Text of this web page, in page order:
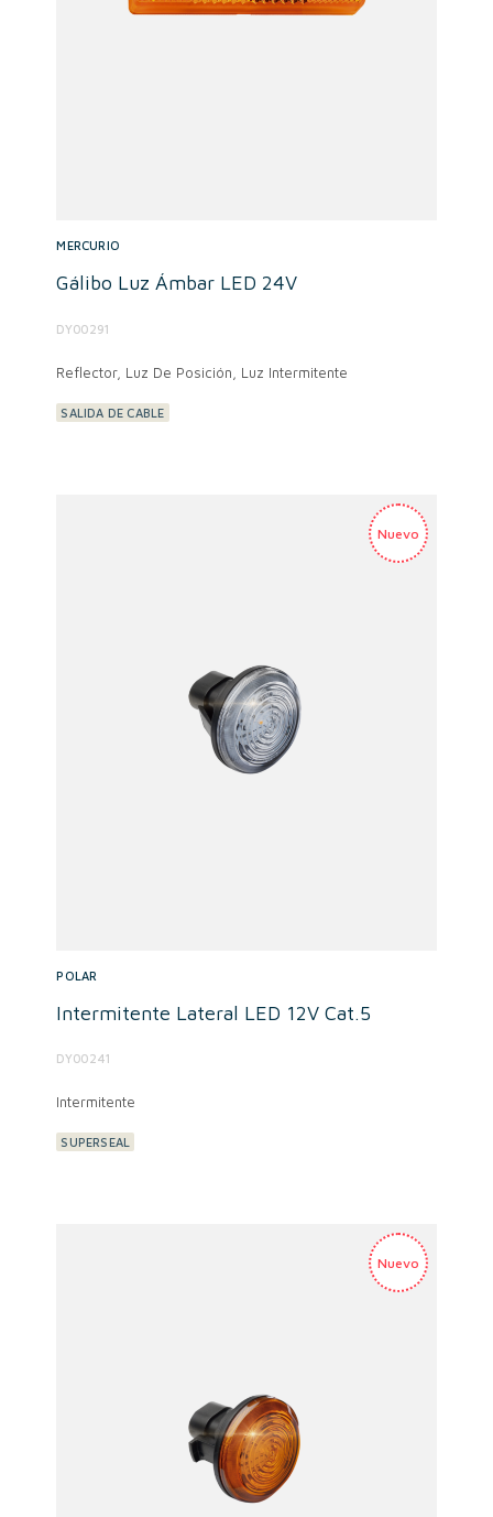
MERCURIO
Gálibo Luz Ámbar LED 24V
DY00291
Reflector, Luz De Posición, Luz Intermitente
SALIDA DE CABLE
POLAR
Intermitente Lateral LED 12V Cat.5
DY00241
Intermitente
SUPERSEAL